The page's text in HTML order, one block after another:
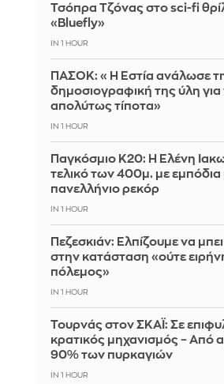
Τσόπρα Τζόνας στο sci-fi
«Bluefly»
IN 1 HOUR
ΠΑΣΟΚ: «Η Εστία ανάλωσε
δημοσιογραφική της ύλη για
απολύτως τίποτα»
IN 1 HOUR
Παγκόσμιο Κ20: Η Ελένη
τελικό των 400μ. με εμπόδια
πανελλήνιο ρεκόρ
IN 1 HOUR
Πεζεσκιάν: Ελπίζουμε να
στην κατάσταση «ούτε
πόλεμος»
IN 1 HOUR
Τουρνάς στον ΣΚΑΪ: Σε
κρατικός μηχανισμός – Από
90% των πυρκαγιών
IN 1 HOUR